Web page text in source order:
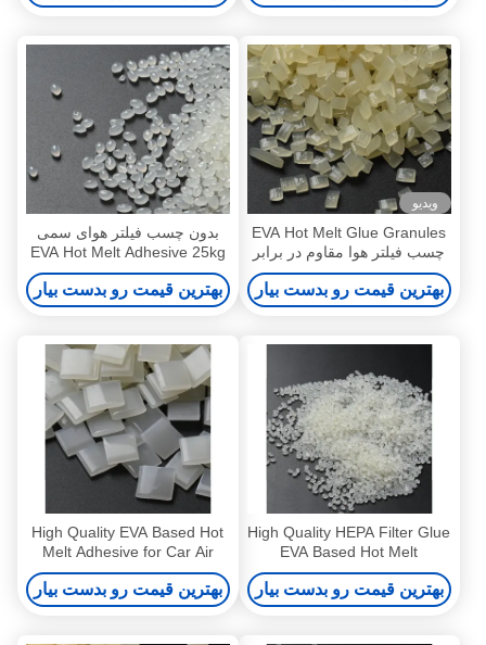
ویدیو
EVA Hot Melt Glue Granules
چسب فیلتر هوا مقاوم در برابر
آب و هوا
بهترین قیمت رو بدست بیار
بدون چسب فیلتر هوای سمی
EVA Hot Melt Adhesive 25kg
سفید زرد
بهترین قیمت رو بدست بیار
High Quality HEPA Filter Glue
EVA Based Hot Melt
Adhesive for Car Air Filter
Transparent
بهترین قیمت رو بدست بیار
High Quality EVA Based Hot
Melt Adhesive for Car Air
Filter Transparent HEPA
Filter Glue
بهترین قیمت رو بدست بیار